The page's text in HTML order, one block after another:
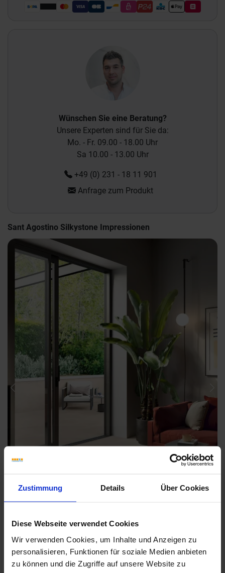
Zustimmung Details Über Cookies
Diese Webseite verwendet Cookies
Wir verwenden Cookies, um Inhalte und Anzeigen zu
personalisieren, Funktionen für soziale Medien anbieten
zu können und die Zugriffe auf unsere Website zu
Wünschen Sie eine Beratung?
Unsere Experten sind für Sie da:
Mo. - Fr. 09.00 - 18.00 Uhr
Sa 10.00 - 13.00 Uhr
+49 (0) 231 - 18 11 901
Anfrage zum Produkt
Sant Agostino Silkystone Impressionen
Previous
Weitere Serien von Sant Agostino